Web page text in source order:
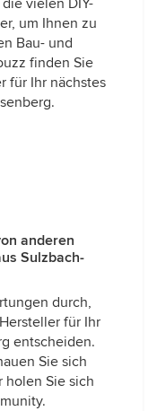
vielen DIY-
um Ihnen zu
Bau- und
finden Sie
für Ihr nächstes
anderen
Sulzbach-
durch,
für Ihr
entscheiden.
Sie sich
holen Sie sich